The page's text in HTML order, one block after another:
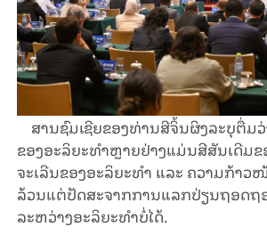
ສານຊົມເຊີຍຂອງທ່ານສີຈິ້ນຜິງລະບຸຕື່ມ
ຂອງອະລິຍະທຳຫຼາຍຢ່າງແມ່ນສີສັນເດີມຂ
ຈະເລີນຂອງອະລິຍະທຳ ແລະ ຄວາມກ້າວ
ລ້ວນແຕ່ປັດສະຈາກການແລກປ່ຽນຖອດຖ
ລະຫວ່າງອະລິຍະທຳບໍ່ໄດ້.